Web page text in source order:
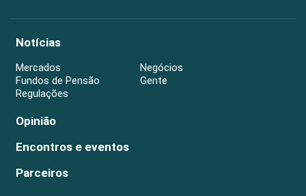
Notícias
Mercados
Negócios
Fundos de Pensão
Gente
Regulações
Opinião
Encontros e eventos
Parceiros